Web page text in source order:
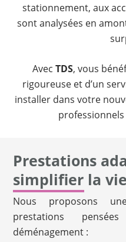
stationnement, aux
sont analysées en
Avec TDS, vous
rigoureuse et d’un
installer dans votre
Prestations
simplifier la vie
Nous proposons
prestations
déménagement :